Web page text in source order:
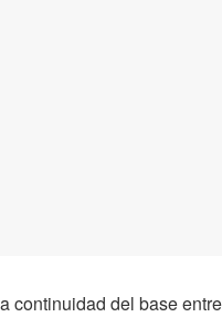
continuidad del base